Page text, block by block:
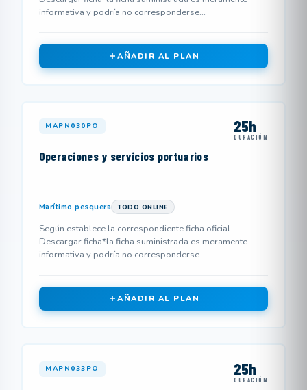
informativa y podría no corresponderse...
AÑADIR AL PLAN
MAPN030PO 25h
DURACIÓN
Operaciones y servicios portuarios
Marítimo pesquera TODO ONLINE
Según establece la correspondiente ficha oficial.
Descargar ficha*la ficha suministrada es meramente
informativa y podría no corresponderse...
AÑADIR AL PLAN
MAPN033PO 25h
DURACIÓN